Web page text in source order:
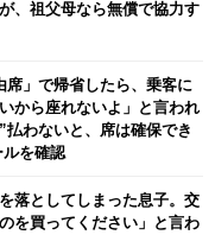
、祖父母なら無償で協力す
席」で帰省したら、乗客に
から座れないよ」と言われ
払わないと、席は確保でき
ルを確認
落としてしまった息子。交
を買ってください」と言わ